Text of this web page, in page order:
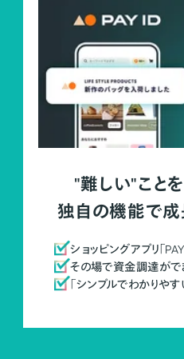
"難しい"こと
独自の機能で成
ショッピングアプリ「
その場で資金調達がで
「シンプルでわかりや